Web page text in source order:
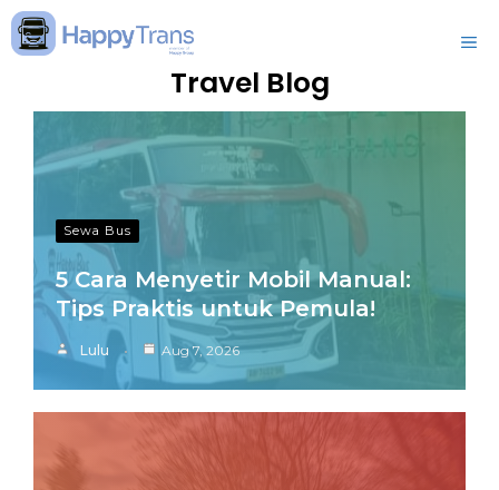
Skip
to
Travel Blog
Sewa Bus
5 Cara Menyetir Mobil Manual:
Tips Praktis untuk Pemula!
Lulu Aug 7, 2026